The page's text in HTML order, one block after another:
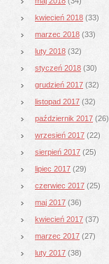
kwiecień 2018 (33)
marzec 2018 (33)
luty 2018 (32)
styczeń 2018 (30)
grudzień 2017 (32)
listopad 2017 (32)
październik 2017 (26)
wrzesień 2017 (22)
sierpień 2017 (25)
lipiec 2017 (29)
czerwiec 2017 (25)
maj 2017 (36)
kwiecień 2017 (37)
marzec 2017 (27)
luty 2017 (38)